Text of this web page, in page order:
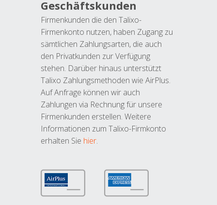
Geschäftskunden
Firmenkunden die den Talixo-
Firmenkonto nutzen, haben Zugang zu
sämtlichen Zahlungsarten, die auch
den Privatkunden zur Verfügung
stehen. Darüber hinaus unterstützt
Talixo Zahlungsmethoden wie AirPlus.
Auf Anfrage können wir auch
Zahlungen via Rechnung für unsere
Firmenkunden erstellen. Weitere
Informationen zum Talixo-Firmkonto
erhalten Sie hier.